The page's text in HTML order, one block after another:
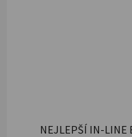
NEJLEPŠÍ IN-LINE